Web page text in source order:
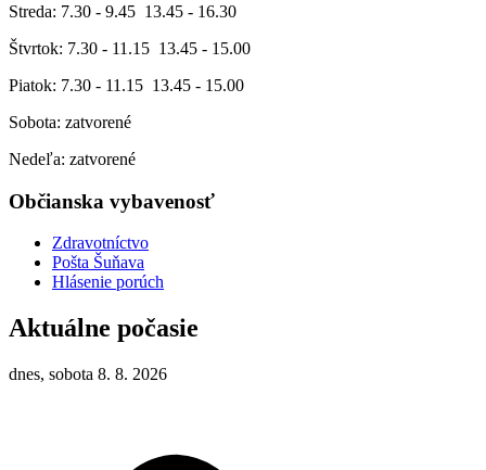
Streda: 7.30 - 9.45 13.45 - 16.30
Štvrtok: 7.30 - 11.15 13.45 - 15.00
Piatok: 7.30 - 11.15 13.45 - 15.00
Sobota: zatvorené
Nedeľa: zatvorené
Občianska vybavenosť
Zdravotníctvo
Pošta Šuňava
Hlásenie porúch
Aktuálne počasie
dnes, sobota 8. 8. 2026